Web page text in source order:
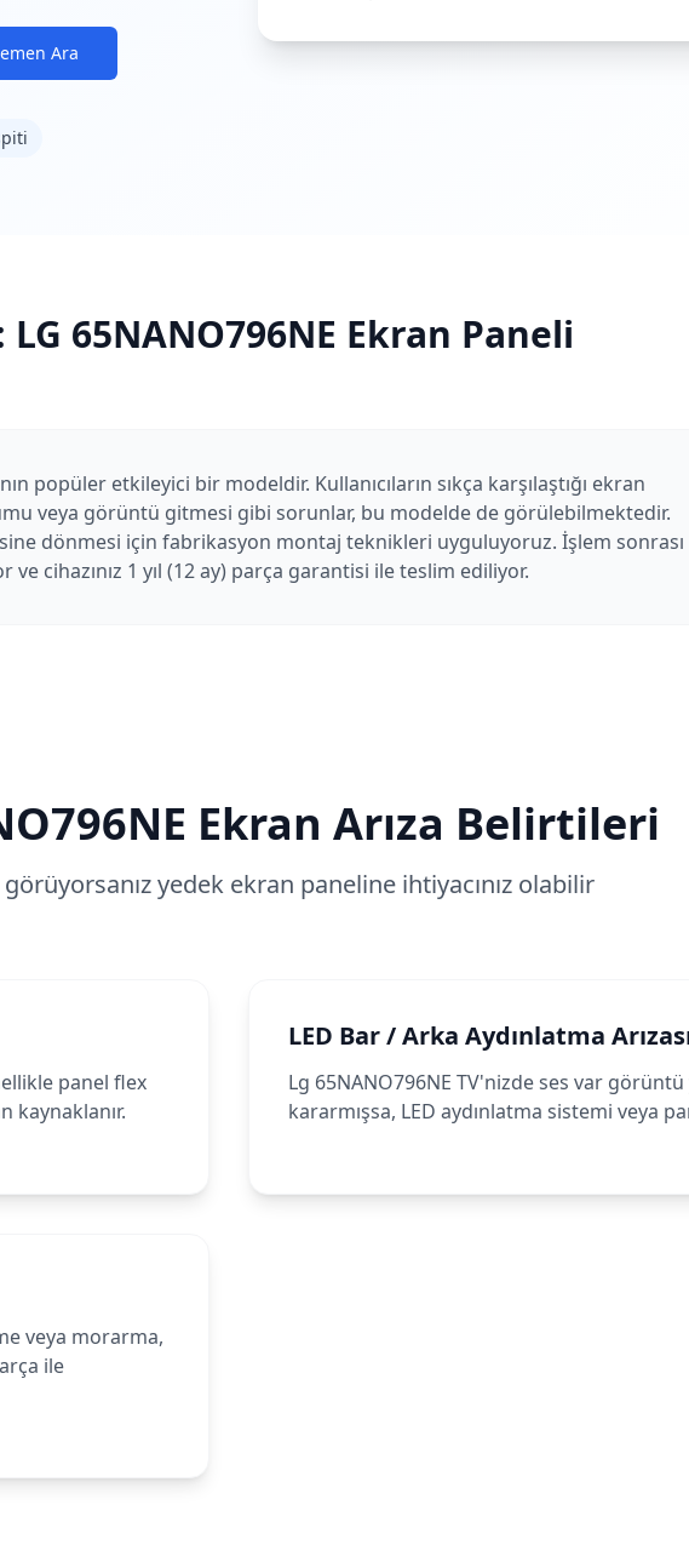
Ara
LG 65NANO796NE Ekran Paneli
popüler etkileyici bir modeldir. Kullanıcıların sıkça karşılaştığı ekran
veya görüntü gitmesi gibi sorunlar, bu modelde de görülebilmektedir.
dönmesi için fabrikasyon montaj teknikleri uyguluyoruz. İşlem sonrası
ve cihazınız 1 yıl (12 ay) parça garantisi ile teslim ediliyor.
Ekran Arıza Belirtileri
yedek ekran paneline ihtiyacınız olabilir
panel flex
kaynaklanır.
LED Bar / Arka Aydınlatma
Lg 65NANO796NE TV'nizde ses var
kararmışsa, LED aydınlatma sistemi veya
veya morarma,
ile